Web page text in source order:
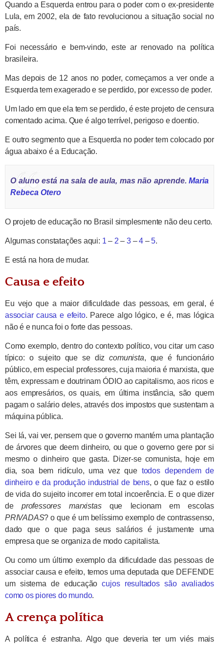
Quando a Esquerda entrou para o poder com o ex-presidente
Lula, em 2002, ela de fato revolucionou a situação social no
país.
Foi necessário e bem-vindo, este ar renovado na política
brasileira.
Mas depois de 12 anos no poder, começamos a ver onde a
Esquerda tem exagerado e se perdido, por excesso de poder.
Um lado em que ela tem se perdido, é este projeto de censura
comentado acima. Que é algo terrível, perigoso e doentio.
E outro segmento que a Esquerda no poder tem colocado por
água abaixo é a Educação.
O aluno está na sala de aula, mas não aprende. Maria
Rebeca Otero
O projeto de educação no Brasil simplesmente não deu certo.
Algumas constatações aqui: 1 – 2 –3–4 –5.
E está na hora de mudar.
Causa e efeito
Eu vejo que a maior dificuldade das pessoas, em geral, é
associar causa e efeito. Parece algo lógico, e é, mas lógica
não é e nunca foi o forte das pessoas.
Como exemplo, dentro do contexto político, vou citar um caso
típico: o sujeito que se dizcomunista, que é funcionário
público, em especial professores, cuja maioria é marxista, que
têm, expressam e doutrinam ÓDIO ao capitalismo, aos ricos e
aos empresários, os quais, em última instância, são quem
pagam o salário deles, através dos impostos que sustentam a
máquina pública.
Sei lá, vai ver, pensem que o governo mantém uma plantação
de árvores que deem dinheiro, ou que o governo gere por si
mesmo o dinheiro que gasta. Dizer-se comunista, hoje em
dia, soa bem ridículo, uma vez que todos dependem de
dinheiro e da produção industrial de bens, o que faz o estilo
de vida do sujeito incorrer em total incoerência. E o que dizer
de professores marxistasque lecionam em escolas
PRIVADAS? o que é um belíssimo exemplo de contrassenso,
dado que o que paga seus salários é justamente uma
empresa que se organiza de modo capitalista.
Ou como um último exemplo da dificuldade das pessoas de
associar causa e efeito, temos uma deputada que DEFENDE
um sistema de educaçãocujos resultados são avaliados
como os piores do mundo.
A crença política
A política é estranha. Algo que deveria ter um viés mais